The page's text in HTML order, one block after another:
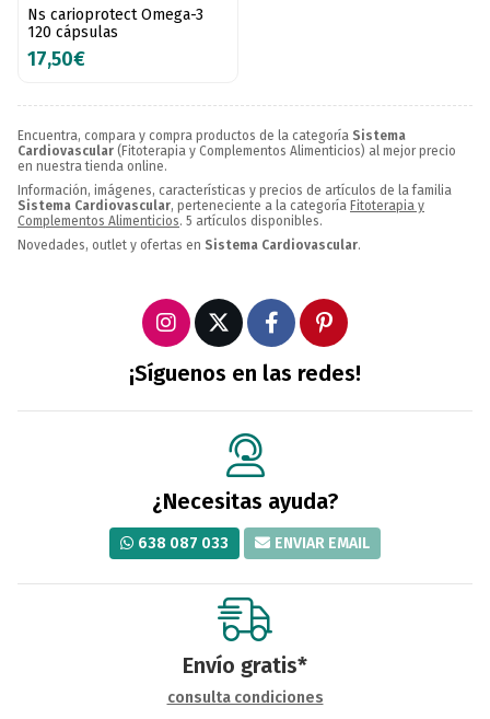
Encuentra, compara y compra productos de la categoría Sistema
Cardiovascular (Fitoterapia y Complementos Alimenticios) al mejor precio
en nuestra tienda online.
Información, imágenes, características y precios de artículos de la familia
Sistema Cardiovascular, perteneciente a la categoría Fitoterapia y
Complementos Alimenticios. 5 artículos disponibles.
Novedades, outlet y ofertas en Sistema Cardiovascular.
Ns carioprotect Omega-3
120 cápsulas
17,50€
¡Síguenos en las redes!
¿Necesitas ayuda?
638 087 033 ENVIAR EMAIL
Envío gratis*
consulta condiciones